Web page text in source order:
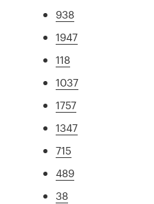
938
1947
118
1037
1757
1347
715
489
38